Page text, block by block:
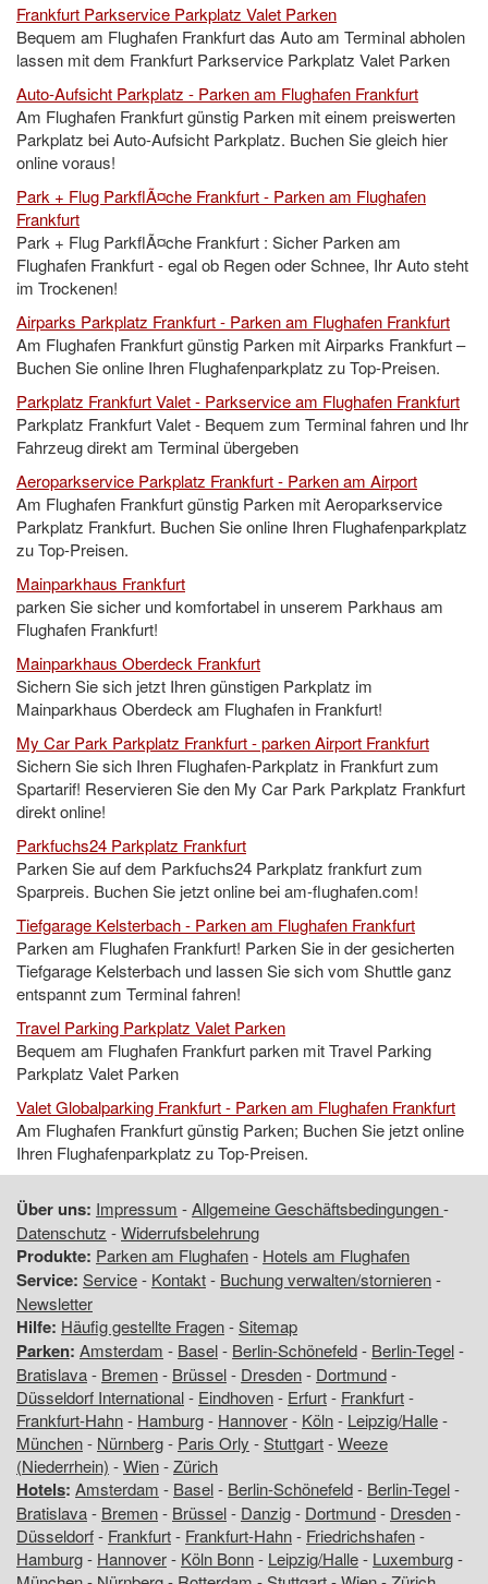
Frankfurt Parkservice Parkplatz Valet Parken
Bequem am Flughafen Frankfurt das Auto am Terminal abholen
lassen mit dem Frankfurt Parkservice Parkplatz Valet Parken
Auto-Aufsicht Parkplatz - Parken am Flughafen Frankfurt
Am Flughafen Frankfurt günstig Parken mit einem preiswerten
Parkplatz bei Auto-Aufsicht Parkplatz. Buchen Sie gleich hier
online voraus!
Park + Flug ParkflÃ¤che Frankfurt - Parken am Flughafen
Frankfurt
Park + Flug ParkflÃ¤che Frankfurt : Sicher Parken am
Flughafen Frankfurt - egal ob Regen oder Schnee, Ihr Auto steht
im Trockenen!
Airparks Parkplatz Frankfurt - Parken am Flughafen Frankfurt
Am Flughafen Frankfurt günstig Parken mit Airparks Frankfurt –
Buchen Sie online Ihren Flughafenparkplatz zu Top-Preisen.
Parkplatz Frankfurt Valet - Parkservice am Flughafen Frankfurt
Parkplatz Frankfurt Valet - Bequem zum Terminal fahren und Ihr
Fahrzeug direkt am Terminal übergeben
Aeroparkservice Parkplatz Frankfurt - Parken am Airport
Am Flughafen Frankfurt günstig Parken mit Aeroparkservice
Parkplatz Frankfurt. Buchen Sie online Ihren Flughafenparkplatz
zu Top-Preisen.
Mainparkhaus Frankfurt
parken Sie sicher und komfortabel in unserem Parkhaus am
Flughafen Frankfurt!
Mainparkhaus Oberdeck Frankfurt
Sichern Sie sich jetzt Ihren günstigen Parkplatz im
Mainparkhaus Oberdeck am Flughafen in Frankfurt!
My Car Park Parkplatz Frankfurt - parken Airport Frankfurt
Sichern Sie sich Ihren Flughafen-Parkplatz in Frankfurt zum
Spartarif! Reservieren Sie den My Car Park Parkplatz Frankfurt
direkt online!
Parkfuchs24 Parkplatz Frankfurt
Parken Sie auf dem Parkfuchs24 Parkplatz frankfurt zum
Sparpreis. Buchen Sie jetzt online bei am-flughafen.com!
Tiefgarage Kelsterbach - Parken am Flughafen Frankfurt
Parken am Flughafen Frankfurt! Parken Sie in der gesicherten
Tiefgarage Kelsterbach und lassen Sie sich vom Shuttle ganz
entspannt zum Terminal fahren!
Travel Parking Parkplatz Valet Parken
Bequem am Flughafen Frankfurt parken mit Travel Parking
Parkplatz Valet Parken
Valet Globalparking Frankfurt - Parken am Flughafen Frankfurt
Am Flughafen Frankfurt günstig Parken; Buchen Sie jetzt online
Ihren Flughafenparkplatz zu Top-Preisen.
Über uns: Impressum -Allgemeine Geschäftsbedingungen-
Datenschutz -Widerrufsbelehrung
Produkte: Parken am Flughafen- Hotels am Flughafen
Service: Service- Kontakt- Buchung verwalten/stornieren-
Newsletter
Hilfe: Häufig gestellte Fragen-Sitemap
Parken: Amsterdam - Basel- Berlin-Schönefeld- Berlin-Tegel-
Bratislava- Bremen- Brüssel- Dresden- Dortmund-
Düsseldorf International- Eindhoven- Erfurt- Frankfurt-
Frankfurt-Hahn- Hamburg- Hannover- Köln- Leipzig/Halle-
München- Nürnberg- Paris Orly -Stuttgart-Weeze
(Niederrhein) -Wien-Zürich
Hotels: Amsterdam - Basel- Berlin-Schönefeld- Berlin-Tegel-
Bratislava- Bremen- Brüssel- Danzig- Dortmund- Dresden-
Düsseldorf- Frankfurt- Frankfurt-Hahn- Friedrichshafen-
Hamburg- Hannover- Köln Bonn- Leipzig/Halle- Luxemburg-